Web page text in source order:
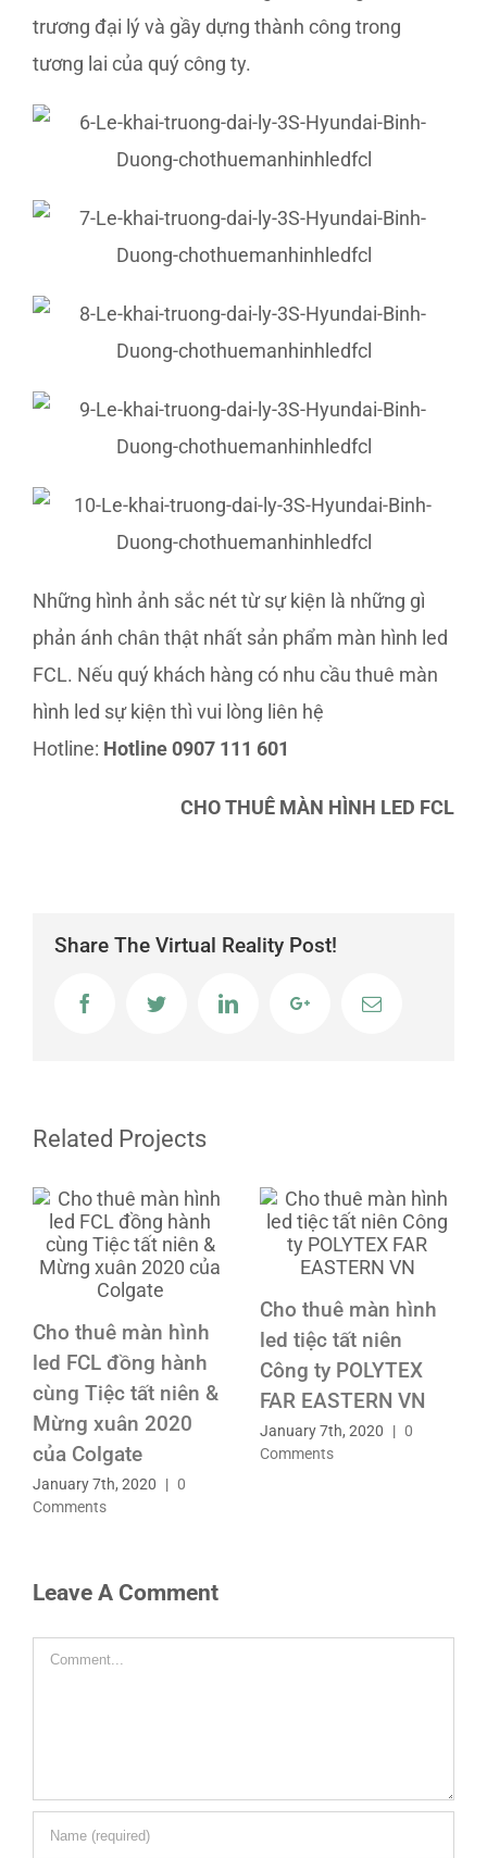
trương đại lý và gầy dựng thành công trong
tương lai của quý công ty.
Những hình ảnh sắc nét từ sự kiện là những gì
phản ánh chân thật nhất sản phẩm màn hình led
FCL. Nếu quý khách hàng có nhu cầu thuê màn
hình led sự kiện thì vui lòng liên hệ
Hotline: Hotline0907 111 601
CHO THUÊ MÀN HÌNH LED FCL
Share The Virtual Reality Post!
FacebookTwitter LinkedInGoogle+Email
Related Projects
Cho thuê màn hình
led FCL đồng hành
cùng Tiệc tất niên &
Mừng xuân 2020
của Colgate
January 7th, 2020 | 0
Comments
Cho thuê màn hình
led tiệc tất niên
Công ty POLYTEX
FAR EASTERN VN
January 7th, 2020 | 0
Comments
Leave A Comment
Comment